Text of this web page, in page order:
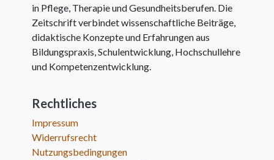
in Pflege, Therapie und Gesundheitsberufen. Die
Zeitschrift verbindet wissenschaftliche Beiträge,
didaktische Konzepte und Erfahrungen aus
Bildungspraxis, Schulentwicklung, Hochschullehre
und Kompetenzentwicklung.
Rechtliches
Impressum
Widerrufsrecht
Nutzungsbedingungen